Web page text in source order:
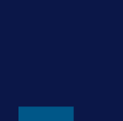
je